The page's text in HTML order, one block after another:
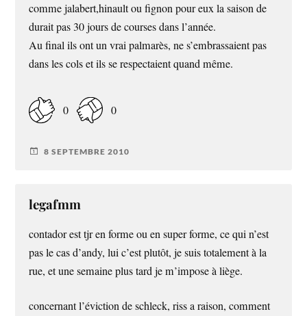
comme jalabert,hinault ou fignon pour eux la saison de
durait pas 30 jours de courses dans l’année.
Au final ils ont un vrai palmarès, ne s’embrassaient pas
dans les cols et ils se respectaient quand même.
0 0
8 SEPTEMBRE 2010
legafmm
contador est tjr en forme ou en super forme, ce qui n’est
pas le cas d’andy, lui c’est plutôt, je suis totalement à la
rue, et une semaine plus tard je m’impose à liège.
concernant l’éviction de schleck, riss a raison, comment